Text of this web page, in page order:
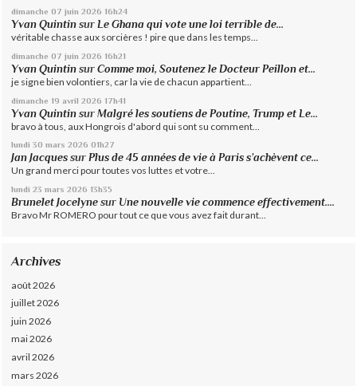
dimanche 07 juin 2026 16h24
Yvan Quintin surLe Ghana qui vote une loi terrible de...
véritable chasse aux sorcières ! pire que dans les temps...
dimanche 07 juin 2026 16h21
Yvan Quintin surComme moi, Soutenez le Docteur Peillon et...
je signe bien volontiers, car la vie de chacun appartient...
dimanche 19 avril 2026 17h41
Yvan Quintin surMalgré les soutiens de Poutine, Trump et Le...
bravo à tous, aux Hongrois d'abord qui sont su comment...
lundi 30 mars 2026 01h27
Jan Jacques surPlus de 45 années de vie à Paris s’achèvent ce...
Un grand merci pour toutes vos luttes et votre...
lundi 23 mars 2026 13h35
Brunelet Jocelyne sur Une nouvelle vie commence effectivement....
Bravo Mr ROMERO pour tout ce que vous avez fait durant...
Archives
août 2026
juillet 2026
juin 2026
mai 2026
avril 2026
mars 2026